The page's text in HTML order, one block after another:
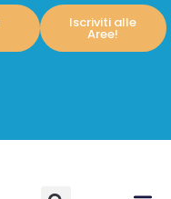
Iscriviti alle
Aree!